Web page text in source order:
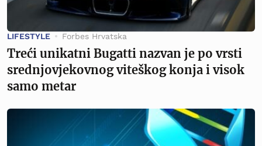
LIFESTYLE Forbes Hrvatska
Treći unikatni Bugatti nazvan je po vrsti
srednjovjekovnog viteškog konja i visok
samo metar